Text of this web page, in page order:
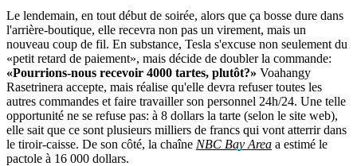
Le lendemain, en tout début de soirée, alors que ça bosse dure dans
l'arrière-boutique, elle recevra non pas un virement, mais un
nouveau coup de fil. En substance, Tesla s'excuse non seulement du
«petit retard de paiement», mais décide de doubler la commande:
«Pourrions-nous recevoir 4000 tartes, plutôt?» Voahangy
Rasetrinera accepte, mais réalise qu'elle devra refuser toutes les
autres commandes et faire travailler son personnel 24h/24. Une telle
opportunité ne se refuse pas: à 8 dollars la tarte (selon le site web),
elle sait que ce sont plusieurs milliers de francs qui vont atterrir dans
le tiroir-caisse. De son côté, la chaîne NBC Bay Area a estimé le
pactole à 16 000 dollars.